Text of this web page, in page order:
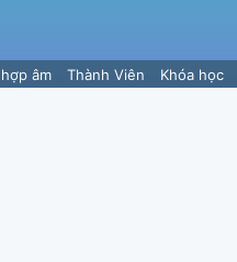
âm Thành Viên Khóa học